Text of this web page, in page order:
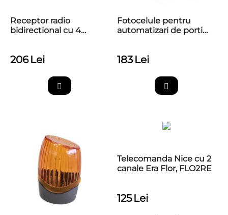
Receptor radio
bidirectional cu 4
206 Lei
Fotocelule pentru
automatizari de porti
183 Lei
Telecomanda Nice cu 2
canale Era Flor, FLO2RE
125 Lei